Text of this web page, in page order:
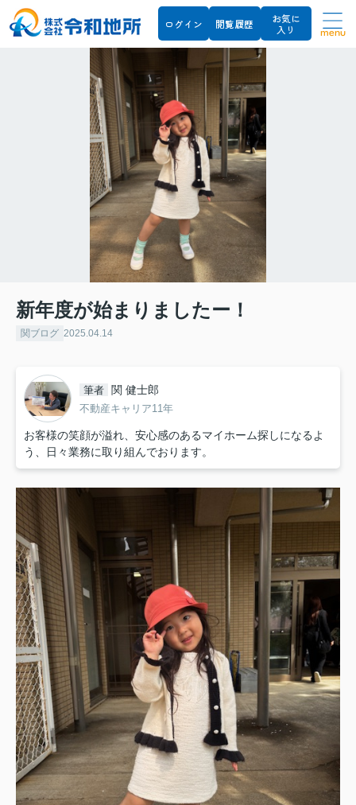
ログイン 閲覧履歴
お気に
入り
menu
新年度が始まりましたー！
関ブログ 2025.04.14
筆者 関 健士郎
不動産キャリア11年
お客様の笑顔が溢れ、安心感のあるマイホーム探しになるよ
う、日々業務に取り組んでおります。